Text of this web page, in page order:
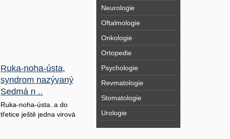
Ruka-noha-ústa,
syndrom nazývaný
Sedmá n ..
Ruka-noha-ústa..a do
třetice ještě jedna virová
Neurologie
Oftalmologie
Onkologie
Ortopedie
Psychologie
Revmatologie
Stomatologie
Urologie